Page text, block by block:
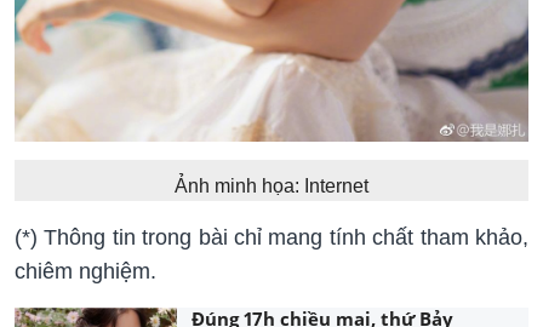
Ảnh minh họa: Internet
(*) Thông tin trong bài chỉ mang tính chất tham khảo,
chiêm nghiệm.
Đúng 17h chiều mai, thứ Bảy